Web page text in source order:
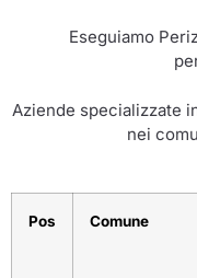
Eseguiamo
Aziende specializzate
nei
Pos Comune